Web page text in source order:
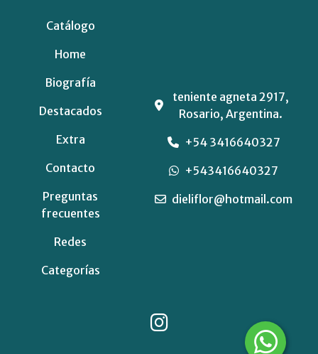
Catálogo
Home
Biografía
Destacados
Extra
Contacto
Preguntas
frecuentes
Redes
Categorías
teniente agneta 2917,
Rosario, Argentina.
+54 3416640327
+543416640327
dieliflor@hotmail.com